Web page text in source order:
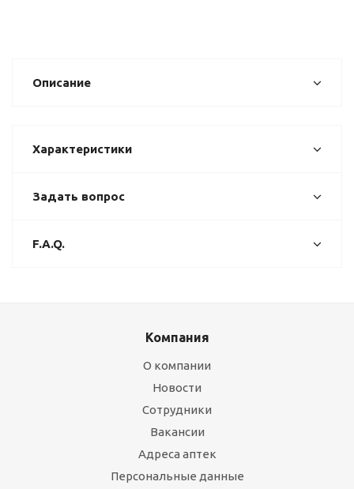
Описание
Характеристики
Задать вопрос
F.A.Q.
Компания
О компании
Новости
Сотрудники
Вакансии
Адреса аптек
Персональные данные